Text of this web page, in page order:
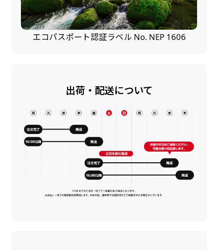
エコパスポート認証ラベル No. NEP 1606
出荷・配送について